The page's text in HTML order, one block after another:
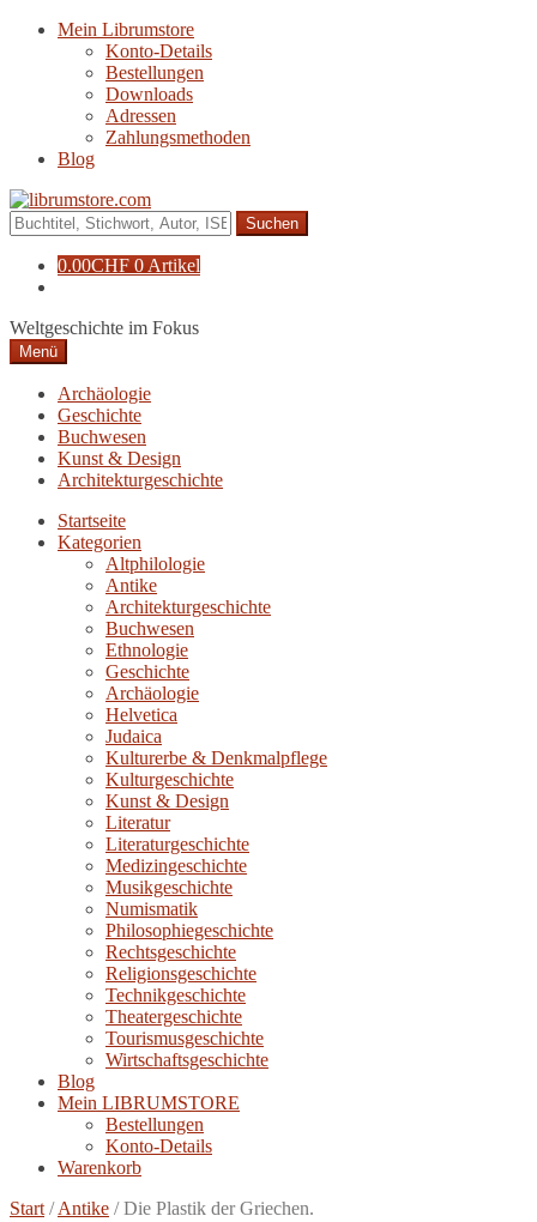
Navigation
Zum
Mein Librumstore
Konto-Details
Bestellungen
Downloads
Adressen
Zahlungsmethoden
Blog
Suche
nach:
0.00CHF 0 Artikel
Weltgeschichte im Fokus
Menü
Archäologie
Geschichte
Buchwesen
Kunst & Design
Architekturgeschichte
Startseite
Kategorien
Altphilologie
Antike
Architekturgeschichte
Buchwesen
Ethnologie
Geschichte
Archäologie
Helvetica
Judaica
Kulturerbe & Denkmalpflege
Kulturgeschichte
Kunst & Design
Literatur
Literaturgeschichte
Medizingeschichte
Musikgeschichte
Numismatik
Philosophiegeschichte
Rechtsgeschichte
Religionsgeschichte
Technikgeschichte
Theatergeschichte
Tourismusgeschichte
Wirtschaftsgeschichte
Blog
Mein LIBRUMSTORE
Bestellungen
Konto-Details
Warenkorb
Start /Antike /Die Plastik der Griechen.